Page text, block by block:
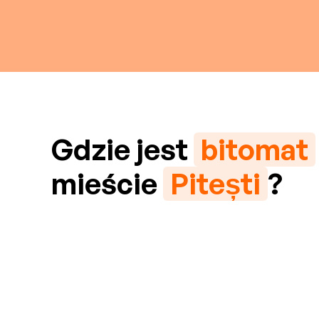
Gdzie jest bitomat
mieście Pitești ?